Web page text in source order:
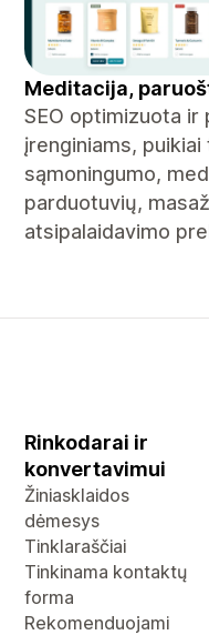
Meditacija,
SEO optimizuota
įrenginiams,
sąmoningumo,
parduotuvių,
atsipalaidavimo
Rinkodarai ir
konvertavimui
Žiniasklaidos
dėmesys
Tinklaraščiai
Tinkinama kontaktų
forma
Rekomenduojami